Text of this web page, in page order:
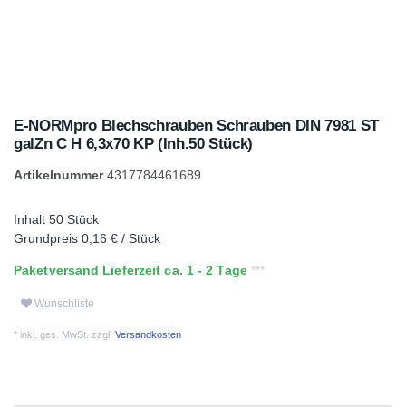
E-NORMpro Blechschrauben Schrauben DIN 7981 ST
galZn C H 6,3x70 KP (Inh.50 Stück)
Artikelnummer4317784461689
Inhalt 50 Stück
Grundpreis 0,16 € / Stück
Paketversand Lieferzeit ca. 1 - 2 Tage
Wunschliste
* inkl. ges. MwSt. zzgl. Versandkosten